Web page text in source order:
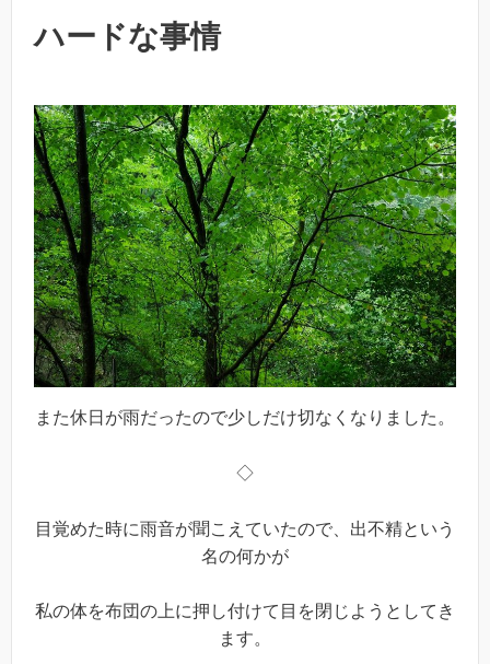
ハードな事情
また休日が雨だったので少しだけ切なくなりました。
◇
目覚めた時に雨音が聞こえていたので、出不精という
名の何かが
私の体を布団の上に押し付けて目を閉じようとしてき
ます。